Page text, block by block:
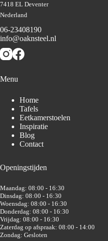
7418 EL Deventer
Nederland
06-23408190
info@oaknsteel.nl
Menu
Home
Tafels
Eetkamerstoelen
Inspiratie
Blog
Contact
Openingstijden
Maandag: 08:00 - 16:30
Dinsdag: 08:00 - 16:30
Woensdag: 08:00 - 16:30
Donderdag: 08:00 - 16:30
Vrijdag: 08:00 - 16:30
Zaterdag op afspraak: 08:00 - 14:00
Zondag: Gesloten